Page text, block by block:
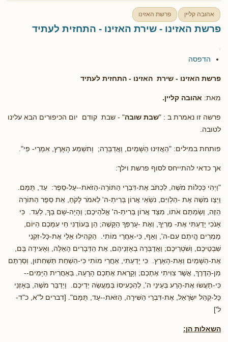
אהובה קליין פרשת האזינו
פרשת האזינו - שירת האזינו - התחזית לעתיד
הדפסה
פרשת האזינו - שירת האזינו - התחזית לעתיד
מאת: אהובה קליין.
פרשה זו נאמרת ב : "שבת שובה" - שבת קודם יום הכיפורים הבא עלינו
לטובה.
פותחת במילים: "הַאֲזִינוּ הַשָּׁמַיִם, וַאֲדַבֵּרָה; וְתִשְׁמַע הָאָרֶץ, אִמְרֵי- פִי".
אך כדאי להתייחס לסוף פרשת וילך:
"וַיְהִי כְּכַלּוֹת מֹשֶׁה, לִכְתֹּב אֶת-דִּבְרֵי הַתּוֹרָה-הַזֹּאת--עַל-סֵפֶר: עַד, תֻּמָּם.
וַיְצַו מֹשֶׁה אֶת -הַלְוִיִּם, נֹשְׂאֵי אֲרוֹן בְּרִיתְ-ה' לֵאמֹר לָקֹחַ, אֵת סֵפֶר הַתּוֹרָה
הַזֶּה, וְשַׂמְתֶּם אֹתוֹ, מִצַּד אֲרוֹן בְּרִיתְ-ה' אֱלֹהֵיכֶם; וְהָיָה-שָׁם בְּךָ, לְעֵד. כִּי
אָנֹכִי יָדַעְתִּי אֶת- מֶרְיְךָ, וְאֶת -עָרְפְּךָ הַקָּשֶׁה; הֵן בְּעוֹדֶנִּי חַי עִמָּכֶם הַיּוֹם,
מַמְרִים הֱיִתֶם עִם-ה', וְאַף, כִּי-אַחֲרֵי מוֹתִי. הַקְהִילוּ אֵלַי אֶת-כָּל-זִקְנֵי
שִׁבְטֵיכֶם, וְשֹׁטְרֵיכֶם; וַאֲדַבְּרָה בְאָזְנֵיהֶם, אֵת הַדְּבָרִים הָאֵלֶּה, וְאָעִידָה בָּם,
אֶת-הַשָּׁמַיִם וְאֶת-הָאָרֶץ. כִּי יָדַעְתִּי, אַחֲרֵי מוֹתִי כִּי-הַשְׁחֵת תַּשְׁחִתוּן, וְסַרְתֶּם
מִן-הַדֶּרֶךְ, אֲשֶׁר צִוִּיתִי אֶתְכֶם; וְקָרָאת אֶתְכֶם הָרָעָה, בְּאַחֲרִית הַיָּמִים--
כִּי-תַעֲשׂוּ אֶת-הָרַע בְּעֵינֵי ה', לְהַכְעִיסוֹ בְּמַעֲשֵׂה יְדֵיכֶם. וַיְדַבֵּר מֹשֶׁה, בְּאָזְנֵי
כָּל-קְהַל יִשְׂרָאֵל, אֶת-דִּבְרֵי הַשִּׁירָה, הַזֹּאת--עַד, תֻּמָּם". [דברים ל"א, כ"ד-
ל']
השאלות הן: